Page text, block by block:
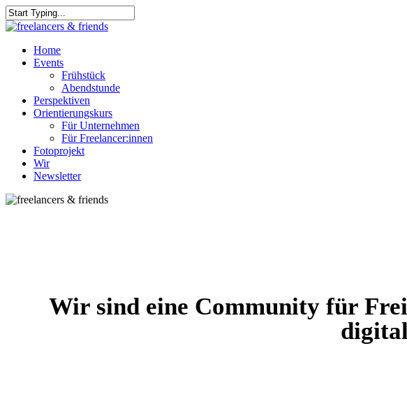
Skip
to
content
Close
Menu
Home
Events
Frühstück
Abendstunde
Perspektiven
Orientierungskurs
Für Unternehmen
Für Freelancer:innen
Fotoprojekt
Wir
Newsletter
Wir sind eine Community für